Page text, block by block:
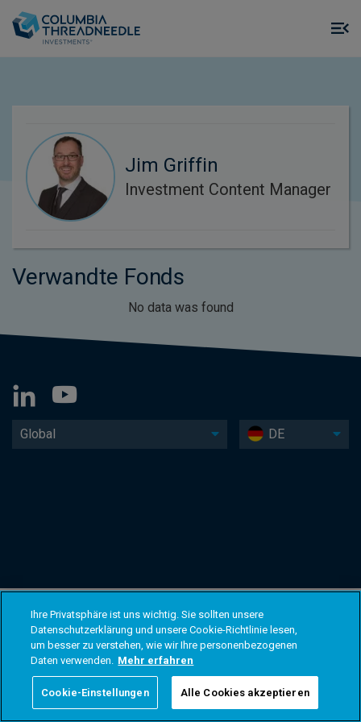
Jim Griffin
Investment Content Manager
Verwandte Fonds
No data was found
Global DE
Ihre Privatsphäre ist uns wichtig. Sie sollten unsere
Datenschutzerklärung und unsere Cookie-Richtlinie lesen,
um besser zu verstehen, wie wir Ihre personenbezogenen
Daten verwenden. Mehr erfahren
Cookie-Einstellungen Alle Cookies akzeptieren